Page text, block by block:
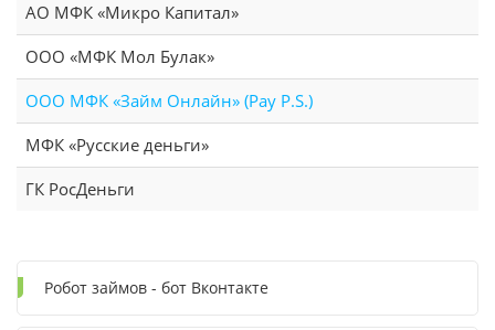
АО МФК «Микро Капитал»
ООО «МФК Мол Булак»
ООО МФК «Займ Онлайн» (Pay P.S.)
МФК «Русские деньги»
ГК РосДеньги
Робот займов - бот Вконтакте